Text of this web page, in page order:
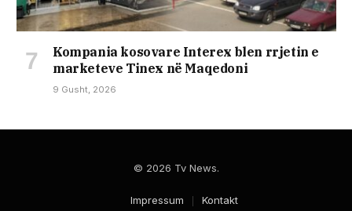
Kompania kosovare Interex blen rrjetin e
marketeve Tinex në Maqedoni
9 Gusht, 2026
© 2026 Tv News.
Impressum Kontakt